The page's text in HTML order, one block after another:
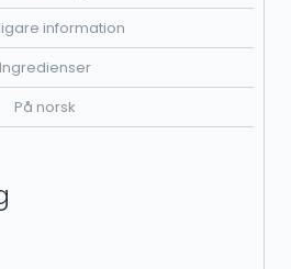
information
Ingredienser
På norsk